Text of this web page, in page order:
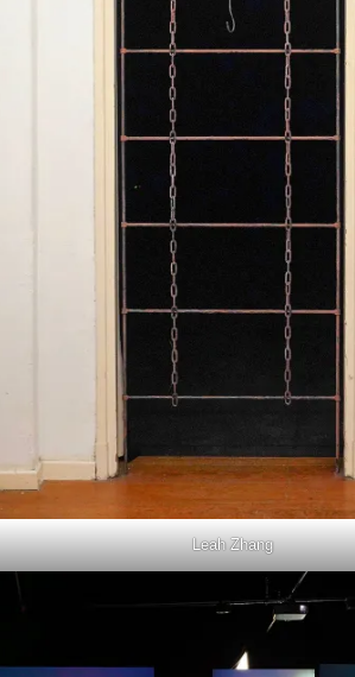
Leah Zhang